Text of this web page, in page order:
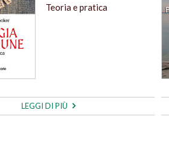
Teoria e pratica
LEGGI DI PIÙ